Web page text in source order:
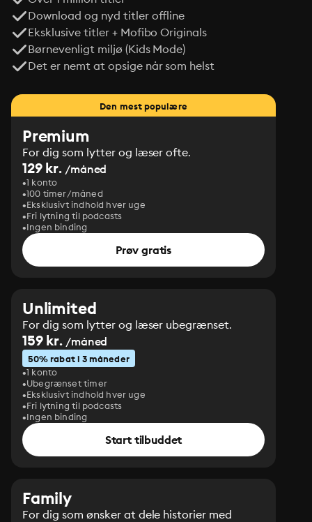
Download og nyd titler offline
Eksklusive titler + Mofibo Originals
Børnevenligt miljø (Kids Mode)
Det er nemt at opsige når som helst
Den mest populære
Premium
For dig som lytter og læser ofte.
129 kr. /måned
1 konto
100 timer/måned
Eksklusivt indhold hver uge
Fri lytning til podcasts
Ingen binding
Prøv gratis
Unlimited
For dig som lytter og læser ubegrænset.
159 kr. /måned
50% rabat i 3 måneder
1 konto
Ubegrænset timer
Eksklusivt indhold hver uge
Fri lytning til podcasts
Ingen binding
Start tilbuddet
Family
For dig som ønsker at dele historier med